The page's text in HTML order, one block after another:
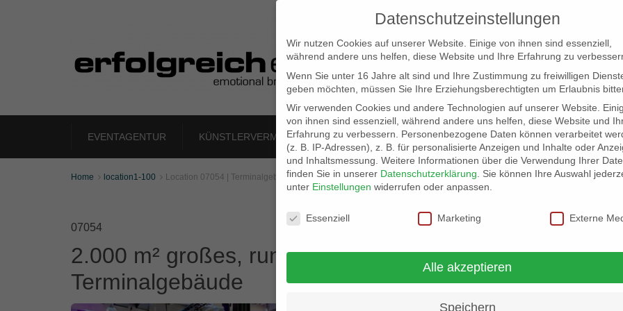
EVENTAGENTUR KÜNSTLERVERMITTLUNG LOCATION SCOUT ELB-LOCATION: PANORAMA
Home  location1-100  Location 07054 | Terminalgebäude
07054
2.000 m² großes, rundum verglastes
Terminalgebäude
Datenschutzeinstellungen
Wir nutzen Cookies auf unserer Website. Einige von ihnen sind essenziell,
während andere uns helfen, diese Website und Ihre Erfahrung zu
Wenn Sie unter 16 Jahre alt sind und Ihre Zustimmung zu freiwilligen
geben möchten, müssen Sie Ihre Erziehungsberechtigten um Erlaubnis
Wir verwenden Cookies und andere Technologien auf unserer Website.
von ihnen sind essenziell, während andere uns helfen, diese Website und
Erfahrung zu verbessern.
Personenbezogene Daten können verarbeitet
(z. B. IP-Adressen), z. B. für personalisierte Anzeigen und Inhalte oder
und Inhaltsmessung. Weitere Informationen über die Verwendung Ihrer
finden Sie in unserer Datenschutzerklärung
Sie können Ihre Auswahl
unter Einstellungen widerrufen oder anpassen.
Datenschutzeinstellungen
Essenziell Marketing Externe
Alle akzeptieren
Speichern